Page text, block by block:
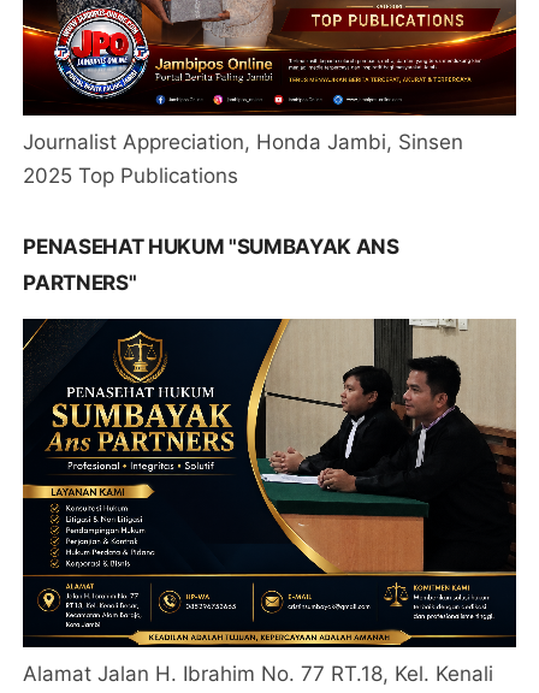
Journalist Appreciation, Honda Jambi, Sinsen
2025 Top Publications
PENASEHAT HUKUM "SUMBAYAK ANS
PARTNERS"
Alamat Jalan H. Ibrahim No. 77 RT.18, Kel. Kenali